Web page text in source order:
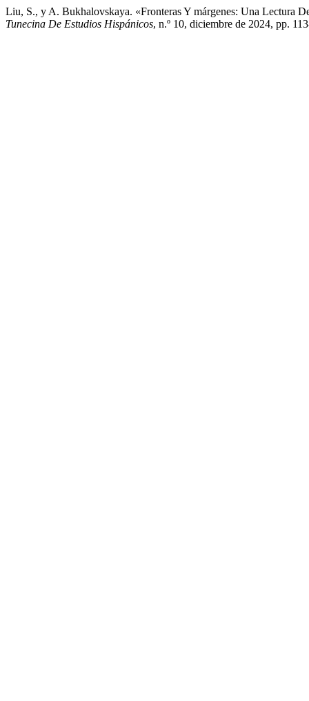
Liu, S., y A. Bukhalovskaya. «Fronteras Y márgenes: Una Lectura
Tunecina De Estudios Hispánicos, n.º 10, diciembre de 2024, pp.